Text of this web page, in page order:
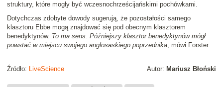
struktury, które mogły być wczesnochrześcijańskimi pochówkami.
Dotychczas zdobyte dowody sugerują, że pozostałości samego
klasztoru Ebbe mogą znajdować się pod obecnym klasztorem
benedyktynów. To ma sens. Późniejszy klasztor benedyktynów mógł
powstać w miejscu swojego anglosaskiego poprzednika, mówi Forster.
Autor: Mariusz Błoński
Źródło: LiveScience